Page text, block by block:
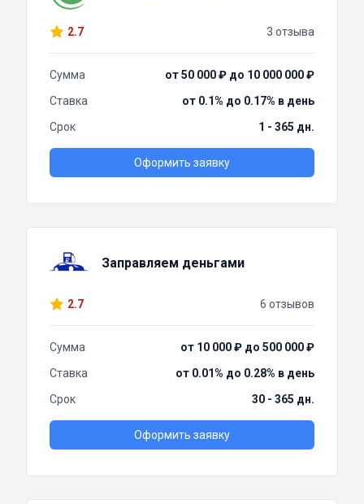
2.7 3 отзыва
Сумма
от 50 000 ₽ до 10 000 000 ₽
Ставка
от 0.1% до 0.17% в день
Срок
1 - 365 дн.
Оформить заявку
Заправляем деньгами
2.7 6 отзывов
Сумма
от 10 000 ₽ до 500 000 ₽
Ставка
от 0.01% до 0.28% в день
Срок
30 - 365 дн.
Оформить заявку